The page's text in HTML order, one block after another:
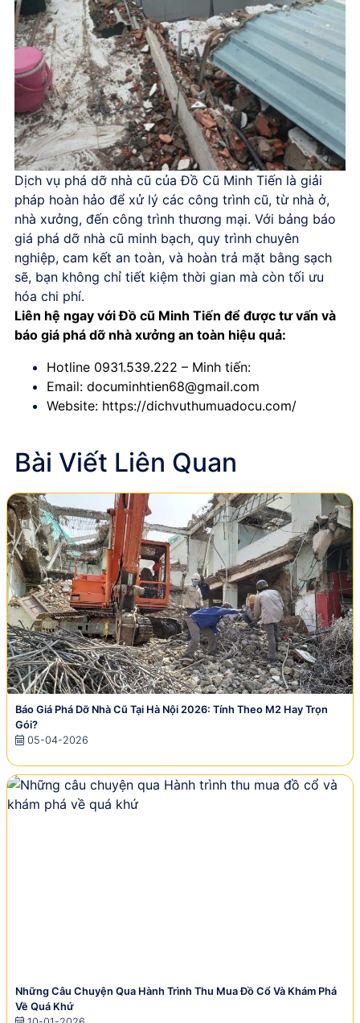
Dịch vụ phá dỡ nhà cũ củaĐồ Cũ Minh Tiến là giải
pháp hoàn hảo để xử lý các công trình cũ, từ nhà ở,
nhà xưởng, đến công trình thương mại. Với bảng báo
giá phá dỡ nhà cũ minh bạch, quy trình chuyên
nghiệp, cam kết an toàn, và hoàn trả mặt bằng sạch
sẽ, bạn không chỉ tiết kiệm thời gian mà còn tối ưu
hóa chi phí.
Liên hệ ngay với Đồ cũ Minh Tiến để được tư vấn và
báo giá phá dỡ nhà xưởng an toàn hiệu quả:
Hotline 0931.539.222 – Minh tiến:
Email: documinhtien68@gmail.com
Website: https://dichvuthumuadocu.com/
Bài Viết Liên Quan
Báo Giá Phá Dỡ Nhà Cũ Tại Hà Nội 2026: Tính Theo M2 Hay Trọn
Gói?
05-04-2026
Những Câu Chuyện Qua Hành Trình Thu Mua Đồ Cổ Và Khám Phá
Về Quá Khứ